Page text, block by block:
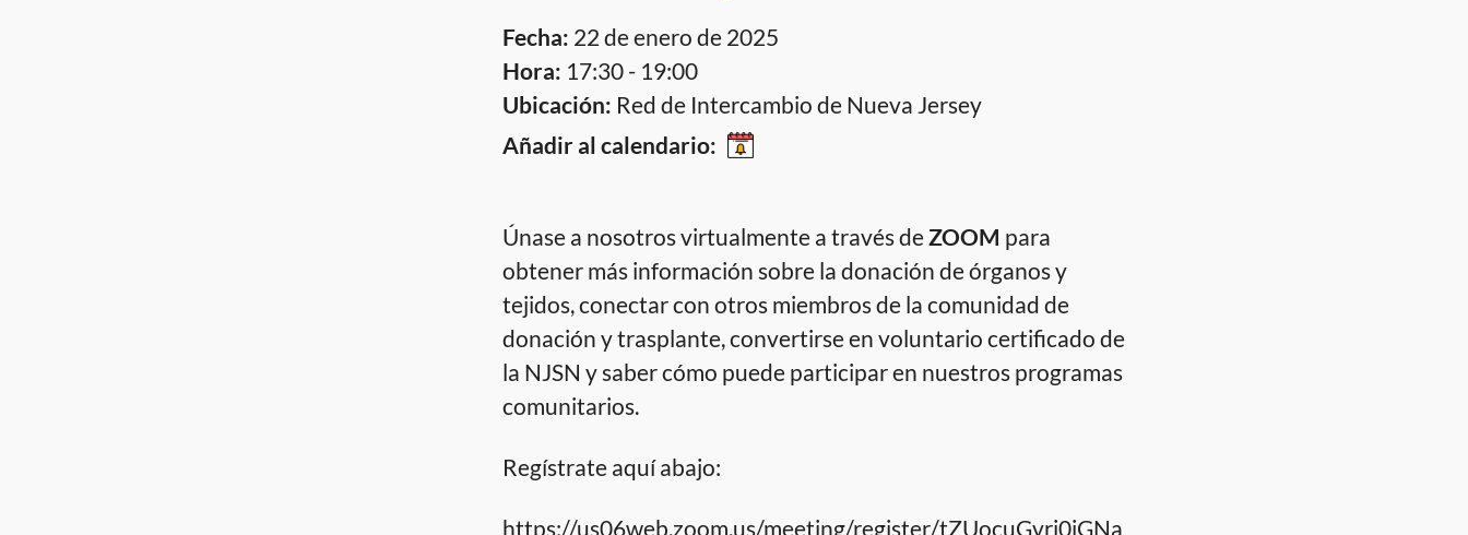
Fecha: 22 de enero de 2025
Hora: 17:30 - 19:00
Ubicación: Red de Intercambio de Nueva Jersey
Añadir al calendario:
Únase a nosotros virtualmente a través deZOOM para
obtener más información sobre la donación de órganos y
tejidos, conectar con otros miembros de la comunidad de
donación y trasplante, convertirse en voluntario certificado de
la NJSN y saber cómo puede participar en nuestros programas
comunitarios.
Regístrate aquí abajo:
https://us06web.zoom.us/meeting/register/tZUocuGvrj0jGNa